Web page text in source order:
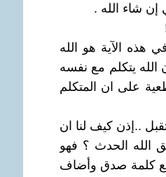
شاء الله .
هذه الآية هو الله
الله يتكلم مع نفسه
على ان المتكلم
..إذن كيف لنا ان
الله الحدث ؟ فهو
كلمة صدق وأضاف